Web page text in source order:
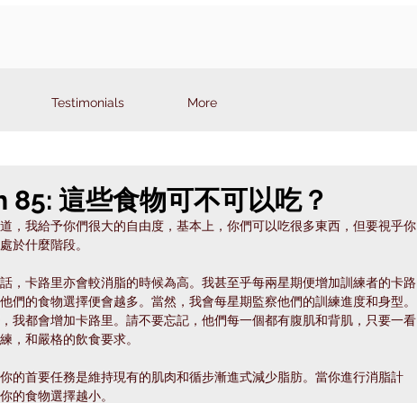
Testimonials More
這些食物可不可以吃？
，我給予你們很大的自由度，基本上，你們可以吃很多東西，但要視乎你
於什麼階段。
，卡路里亦會較消脂的時候為高。我甚至乎每兩星期便增加訓練者的卡路
們的食物選擇便會越多。當然，我會每星期監察他們的訓練進度和身型。
我都會增加卡路里。請不要忘記，他們每一個都有腹肌和背肌，只要一看
，和嚴格的飲食要求。
的首要任務是維持現有的肌肉和循步漸進式減少脂肪。當你進行消脂計
的食物選擇越小。